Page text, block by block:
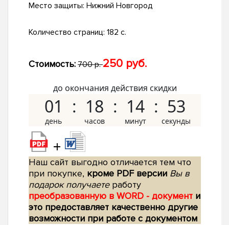
Место защиты: Нижний Новгород
Количество страниц: 182 с.
Стоимость: 700 р.250 руб.
до окончания действия скидки
01 18 14 52
+
Наш сайт выгодно отличается тем что
при покупке, кроме PDF версии Вы в
подарок получаетеработу
преобразованную в WORD - документ и
это предоставляет качественно другие
возможности при работе с документом